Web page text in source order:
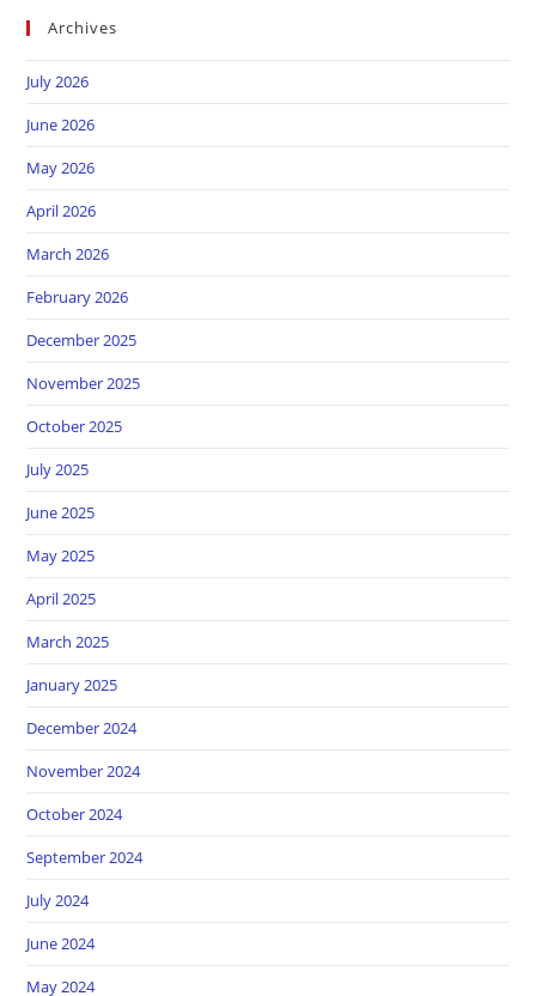
Archives
July 2026
June 2026
May 2026
April 2026
March 2026
February 2026
December 2025
November 2025
October 2025
July 2025
June 2025
May 2025
April 2025
March 2025
January 2025
December 2024
November 2024
October 2024
September 2024
July 2024
June 2024
May 2024